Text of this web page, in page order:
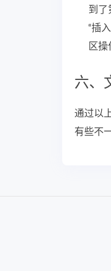
到
“插
区
六、
通过以
有些不